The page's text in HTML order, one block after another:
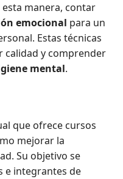
esta manera, contar
emocional para un
Estas técnicas
calidad y comprender
mental.
que ofrece cursos
mejorar la
Su objetivo se
e integrantes de